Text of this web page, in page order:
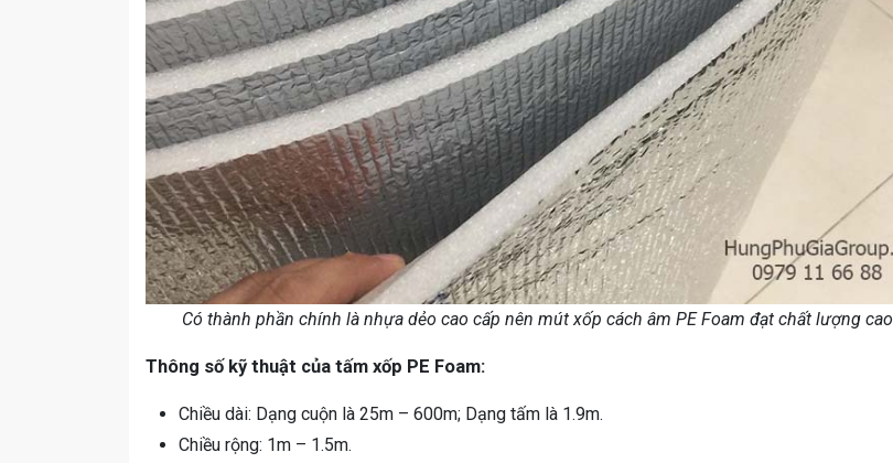
Có thành phần chính là nhựa dẻo cao cấp nên mút xốp cách âm PE Foam đạt chất lượng cao
Thông số kỹ thuật của tấm xốp PE Foam:
Chiều dài: Dạng cuộn là 25m – 600m; Dạng tấm là 1.9m.
Chiều rộng: 1m – 1.5m.